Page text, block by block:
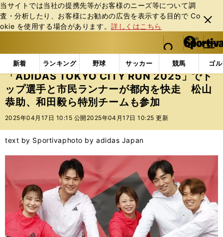
当サイトでは当社の提携先等がお客様のニーズ等について調
査・分析したり、お客様にお勧めの広告を表⽰する⽬的で Co
okie を使⽤する場合があります。詳しくはこちら
閉じ
る
web Sportiva (webスポルティーバ)
検索
マイペ
ー
ジ
メニュ
新着 ランキング 野球 サッカー 競馬 ゴ
b
ス
ポ
ル
テ
ー
バ
インフォメーション ニュース 「ADIDAS TOKYO
「ADIDAS TOKYO CITY RUN 2025」でト
ップ選手と市民ランナーが都内を快走 松山
恭助、和田毅ら特別チームも参加
2025年04月17日 10:15 公開 2025年04月17日 10:25 更新
text by Sportivaphoto by adidas Japan